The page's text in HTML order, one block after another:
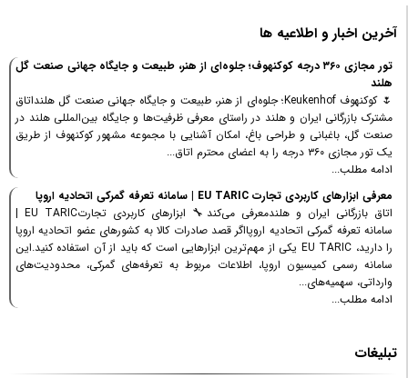
آخرین اخبار و اطلاعیه ها
تور مجازی ۳۶۰ درجه کوکنهوف؛ جلوه‌ای از هنر، طبیعت و جایگاه جهانی صنعت گل
هلند
🌷 کوکنهوف Keukenhof؛ جلوه‌ای از هنر، طبیعت و جایگاه جهانی صنعت گل هلنداتاق
مشترک بازرگانی ایران و هلند در راستای معرفی ظرفیت‌ها و جایگاه بین‌المللی هلند در
صنعت گل، باغبانی و طراحی باغ، امکان آشنایی با مجموعه مشهور کوکنهوف از طریق
یک تور مجازی ۳۶۰ درجه را به اعضای محترم اتاق...
ادامه مطلب...
معرفی ابزارهای کاربردی تجارت EU TARIC | سامانه تعرفه گمرکی اتحادیه اروپا
اتاق بازرگانی ایران و هلندمعرفی می‌کند🔧 ابزارهای کاربردی تجارتEU TARIC |
سامانه تعرفه گمرکی اتحادیه اروپااگر قصد صادرات کالا به کشورهای عضو اتحادیه اروپا
را دارید، EU TARIC یکی از مهم‌ترین ابزارهایی است که باید از آن استفاده کنید.این
سامانه رسمی کمیسیون اروپا، اطلاعات مربوط به تعرفه‌های گمرکی، محدودیت‌های
وارداتی، سهمیه‌های...
ادامه مطلب...
تبلیغات